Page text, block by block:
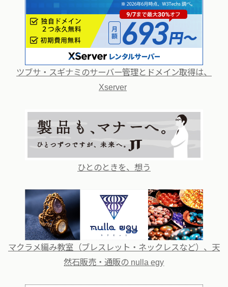
ツブサ・スギナミのサーバー管理とドメイン取得は、
Xserver
ひとのときを、想う
マクラメ編み教室（ブレスレット・ネックレスなど）、天
然石販売・通販の nulla egy